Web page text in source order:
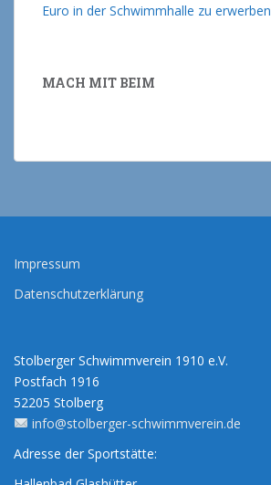
Euro in der Schwimmhalle zu erwerben
MACH MIT BEIM
Impressum
Datenschutzerklärung
Stolberger Schwimmverein 1910 e.V.
Postfach 1916
52205 Stolberg
info@stolberger-schwimmverein.de
Adresse der Sportstätte: